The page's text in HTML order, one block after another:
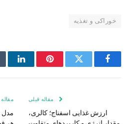
خوراکی و تغذیه
فیس
توییتر پینترست
مقاله قبلی
ارزش غذایی اسفناج؛ کالری،
مدل